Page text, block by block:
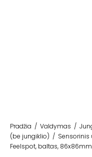
Pradžia / Valdymas /
(be jungiklio) / Sensorinis
Feelspot, baltas, 86x86mm